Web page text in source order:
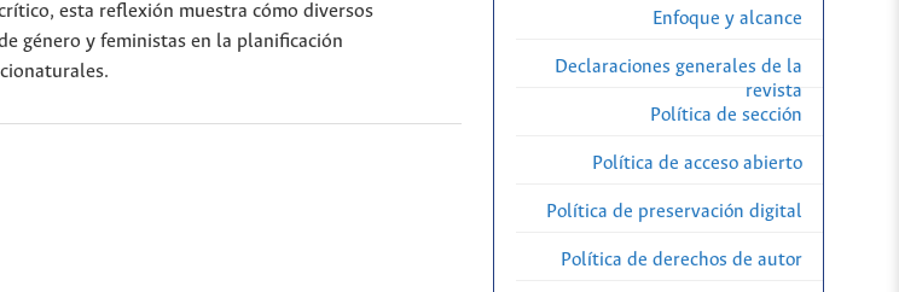
esta reflexión muestra cómo diversos
género y feministas en la planificación
Enfoque y alcance
Declaraciones generales de la
revista
Política de sección
Política de acceso abierto
Política de preservación digital
Política de derechos de autor